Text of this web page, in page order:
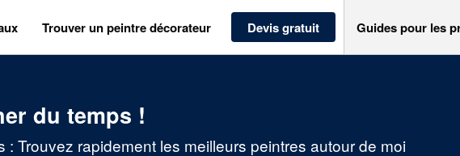
Trouver un peintre décorateur Devis gratuit Guides pour les
du temps !
: Trouvez rapidement les meilleurs peintres autour de moi